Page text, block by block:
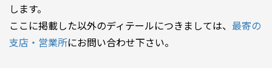
します。
ここに掲載した以外のディテールにつきましては、 最寄の
支店・営業所にお問い合わせ下さい。